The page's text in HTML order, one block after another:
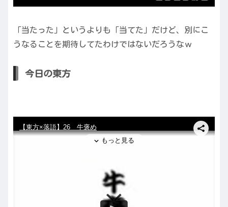
「当たった」というよりも「当てた」だけど、別にこ
うなることを期待してたわけではないだろうなｗ
今日の東方